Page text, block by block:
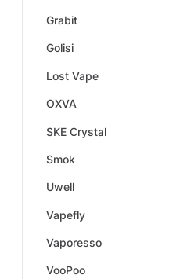
Grabit
Golisi
Lost Vape
OXVA
SKE Crystal
Smok
Uwell
Vapefly
Vaporesso
VooPoo